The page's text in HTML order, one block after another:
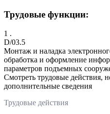
Трудовые функции:
1 .
D/03.5
Монтаж и наладка
обработка и оформление
параметров подъемных
Смотреть трудовые действия,
дополнительные сведения
Трудовые действия